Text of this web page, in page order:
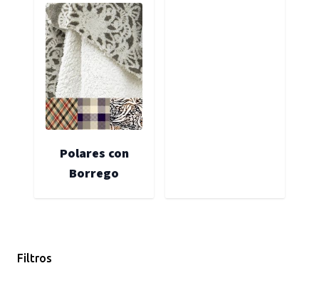
Filtros
Polares con
Borrego